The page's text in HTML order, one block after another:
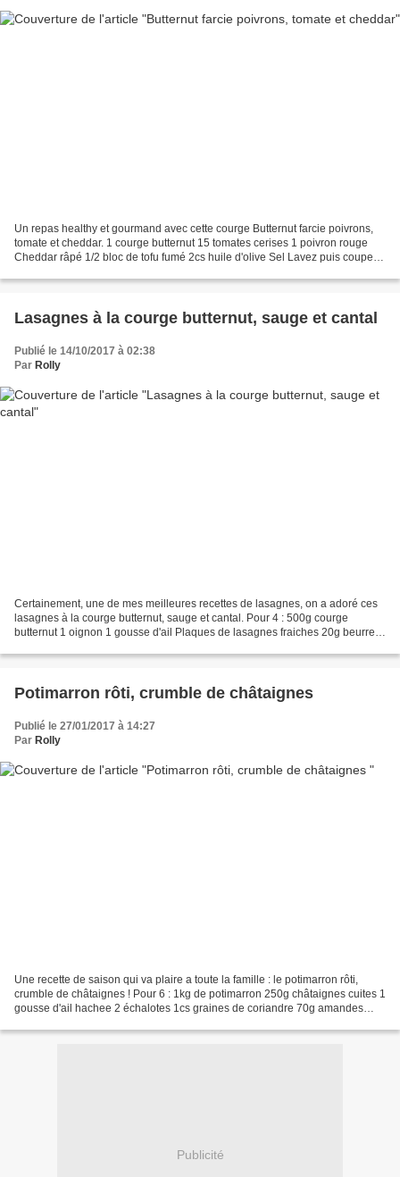
Un repas healthy et gourmand avec cette courge Butternut farcie poivrons,
tomate et cheddar. 1 courge butternut 15 tomates cerises 1 poivron rouge
Cheddar râpé 1/2 bloc de tofu fumé 2cs huile d'olive Sel Lavez puis coupez
Lasagnes à la courge butternut, sauge et cantal
Publié le 14/10/2017 à 02:38
Par Rolly
Certainement, une de mes meilleures recettes de lasagnes, on a adoré ces
lasagnes à la courge butternut, sauge et cantal. Pour 4 : 500g courge
butternut 1 oignon 1 gousse d'ail Plaques de lasagnes fraiches 20g beurre
Potimarron rôti, crumble de châtaignes
Publié le 27/01/2017 à 14:27
Par Rolly
Une recette de saison qui va plaire a toute la famille : le potimarron rôti,
crumble de châtaignes ! Pour 6 : 1kg de potimarron 250g châtaignes cuites 1
gousse d'ail hachee 2 échalotes 1cs graines de coriandre 70g amandes
Publicité